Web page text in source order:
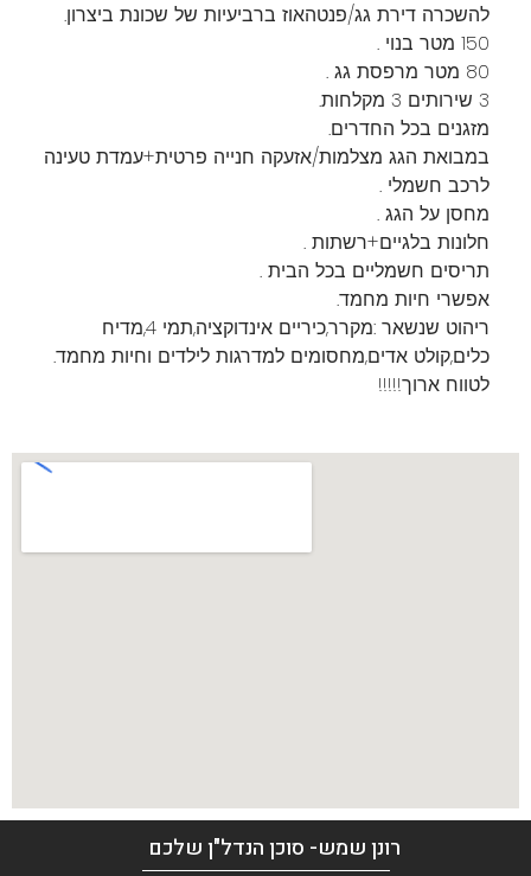
להשכרה דירת גג/פנטהאוז ברביעיות של שכונת ביצרון.
150 מטר בנוי .
80 מטר מרפסת גג .
3 שירותים 3 מקלחות.
מזגנים בכל החדרים.
במבואת הגג מצלמות/אזעקה חנייה פרטית+עמדת טעינה
לרכב חשמלי .
מחסן על הגג .
חלונות בלגיים+רשתות .
תריסים חשמליים בכל הבית .
אפשרי חיות מחמד.
ריהוט שנשאר :מקרר,כיריים אינדוקציה,תמי 4,מדיח
כלים,קולט אדים,מחסומים למדרגות לילדים וחיות מחמד.
לטווח ארוך!!!!!
רונן שמש- סוכן הנדל"ן שלכם